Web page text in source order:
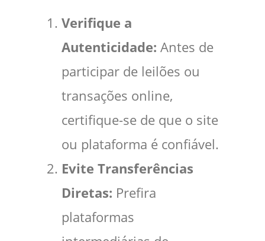
Verifique a
Autenticidade: Antes de
participar de leilões ou
transações online,
certifique-se de que o site
ou plataforma é confiável.
Evite Transferências
Diretas: Prefira
plataformas